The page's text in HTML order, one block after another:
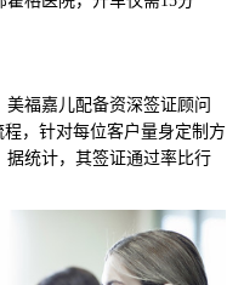
福嘉儿配备资深签证顾问
，针对每位客户量身定制方
统计，其签证通过率比行